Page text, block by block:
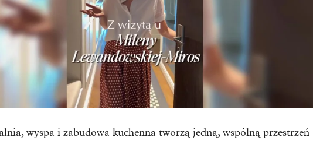
wyspa i zabudowa kuchenna tworzą jedną, wspólną przestrzeń